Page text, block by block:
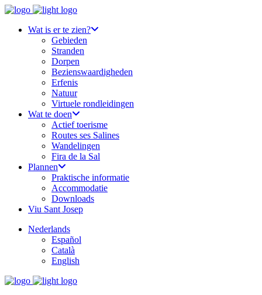
Wat is er te zien?
Gebieden
Stranden
Dorpen
Bezienswaardigheden
Erfenis
Natuur
Virtuele rondleidingen
Wat te doen
Actief toerisme
Routes ses Salines
Wandelingen
Fira de la Sal
Plannen
Praktische informatie
Accommodatie
Downloads
Viu Sant Josep
Nederlands
Español
Català
English